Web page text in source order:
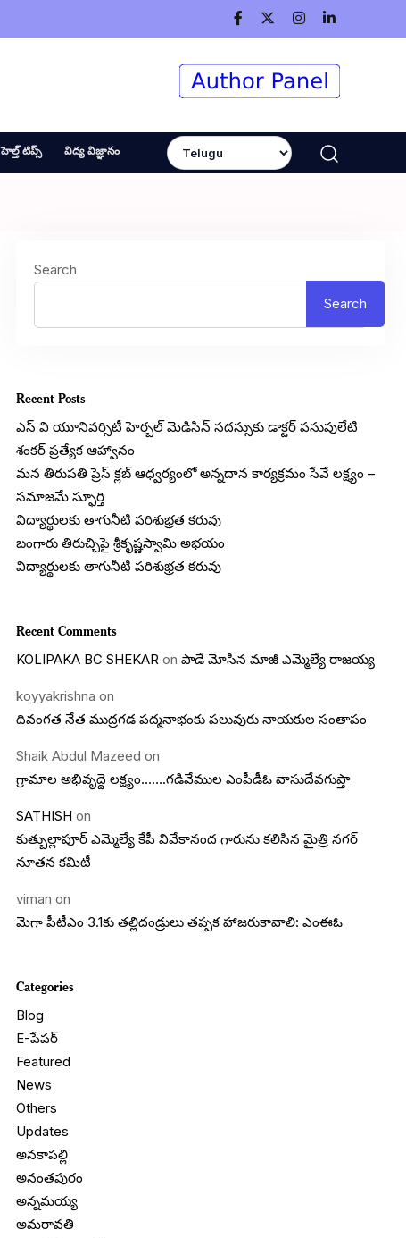
హెల్త్ టిప్స్ విద్య విజ్ఞానం
Search
Search
Recent Posts
ఎస్ వి యూనివర్సిటీ హెర్బల్ మెడిసిన్ సదస్సుకు డాక్టర్ పసుపులేటి
శంకర్ ప్రత్యేక ఆహ్వానం
మన తిరుపతి ప్రెస్ క్లబ్ ఆధ్వర్యంలో అన్నదాన కార్యక్రమం సేవే లక్ష్యం –
సమాజమే స్ఫూర్తి
విద్యార్థులకు తాగునీటి పరిశుభ్రత కరువు
బంగారు తిరుచ్చిపై శ్రీకృష్ణస్వామి అభయం
విద్యార్థులకు తాగునీటి పరిశుభ్రత కరువు
Recent Comments
KOLIPAKA BC SHEKAR onపాడే మోసిన మాజీ ఎమ్మెల్యే రాజయ్య
koyyakrishna on
దివంగత నేత ముద్రగడ పద్మనాభంకు పలువురు నాయకుల సంతాపం
Shaik Abdul Mazeed on
గ్రామాల అభివృద్దె లక్ష్యం…….గడివేముల ఎంపీడీఓ వాసుదేవగుప్తా
SATHISH on
కుత్బుల్లాపూర్ ఎమ్మెల్యే కేపీ వివేకానంద గారును కలిసిన మైత్రి నగర్
నూతన కమిటీ
viman on
మెగా పీటీఎం 3.1కు తల్లిదండ్రులు తప్పక హాజరుకావాలి: ఎంఈఓ
Categories
Blog
E-పేపర్
Featured
News
Others
Updates
అనకాపల్లి
అనంతపురం
అన్నమయ్య
అమరావతి